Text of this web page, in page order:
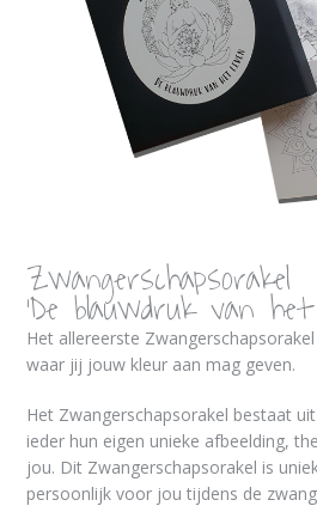
Zwangerschapsorakel
‘De blauwdruk van het
Het allereerste
waar jij jouw kleur aan mag geven.
Het Zwangerschapsorakel bestaat
ieder hun eigen unieke afbeelding,
jou. Dit Zwangerschapsorakel is
persoonlijk voor jou tijdens de